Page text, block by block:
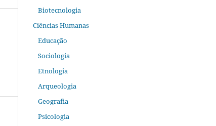
Biotecnologia
Ciências Humanas
Educação
Sociologia
Etnologia
Arqueologia
Geografia
Psicologia